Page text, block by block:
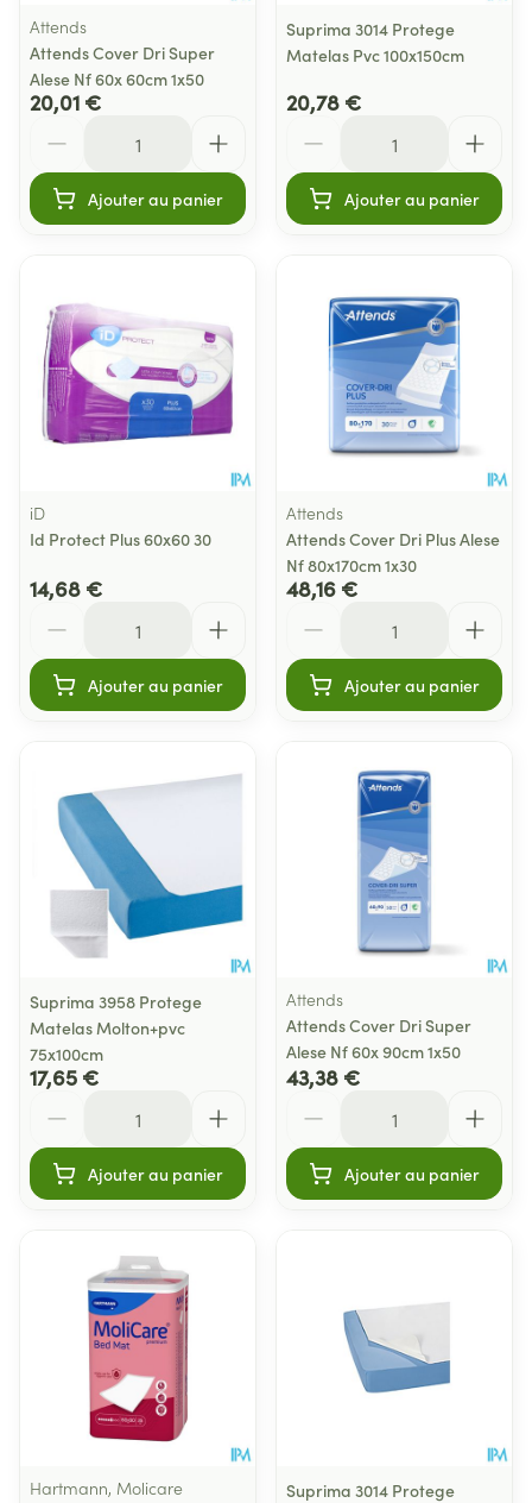
Attends
Attends Cover Dri Super
Alese Nf 60x 60cm 1x50
20,01 €
Ajouter au panier
Suprima 3014 Protege
Matelas Pvc 100x150cm
20,78 €
Ajouter au panier
iD
Id Protect Plus 60x60 30
14,68 €
Ajouter au panier
Attends
Attends Cover Dri Plus Alese
Nf 80x170cm 1x30
48,16 €
Ajouter au panier
Suprima 3958 Protege
Matelas Molton+pvc
75x100cm
17,65 €
Ajouter au panier
Attends
Attends Cover Dri Super
Alese Nf 60x 90cm 1x50
43,38 €
Ajouter au panier
Hartmann, Molicare
Suprima 3014 Protege